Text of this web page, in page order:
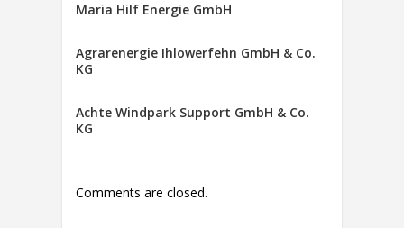
Maria Hilf Energie GmbH
Agrarenergie Ihlowerfehn GmbH & Co.
KG
Achte Windpark Support GmbH & Co.
KG
Comments are closed.